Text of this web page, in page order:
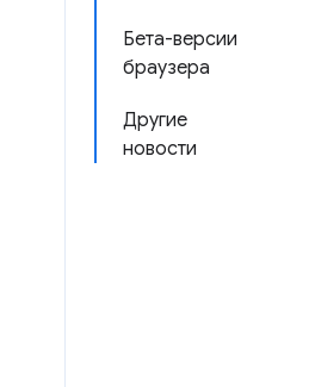
Бета-версии
браузера
Другие
новости